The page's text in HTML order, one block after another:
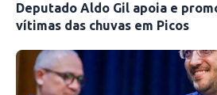
Deputado Aldo Gil apoia e
vítimas das chuvas em Picos